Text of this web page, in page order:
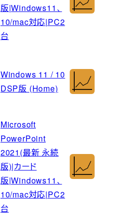
版|Windows11、
10/mac対応|PC2
台
Windows 11 / 10
DSP版 (Home)
Microsoft
PowerPoint
2021(最新 永続
版)|カード
版|Windows11、
10/mac対応|PC2
台